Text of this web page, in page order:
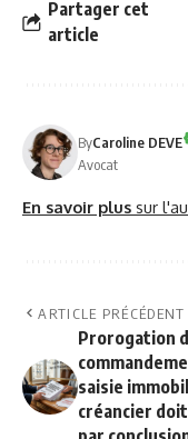
Partager cet
article
ByCaroline DEVE
Avocat
En savoir plus sur
ARTICLE PRÉCÉDENT
Prorogation
saisie
créancier